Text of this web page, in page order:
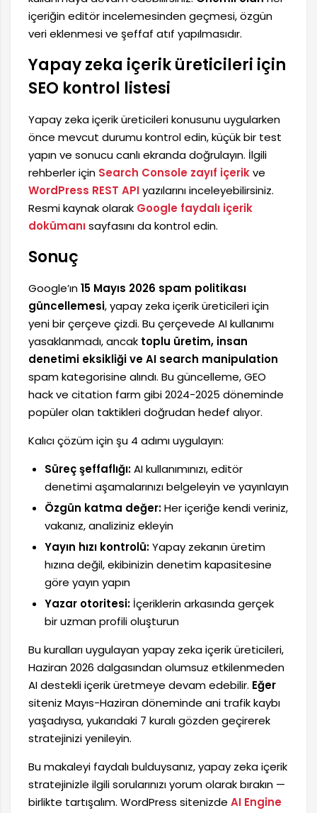
içeriğin editör incelemesinden geçmesi, özgün
veri eklenmesi ve şeffaf atıf yapılmasıdır.
Yapay zeka içerik üreticileri için
SEO kontrol listesi
Yapay zeka içerik üreticileri konusunu uygularken
önce mevcut durumu kontrol edin, küçük bir test
yapın ve sonucu canlı ekranda doğrulayın. İlgili
rehberler için Search Console zayıf içerikve
WordPress REST APIyazılarını inceleyebilirsiniz.
Resmi kaynak olarak Google faydalı içerik
dokümanısayfasını da kontrol edin.
Sonuç
Google’ın15 Mayıs 2026 spam politikası
güncellemesi, yapay zeka içerik üreticileri için
yeni bir çerçeve çizdi. Bu çerçevede AI kullanımı
yasaklanmadı, ancak toplu üretim, insan
denetimi eksikliği ve AI search manipulation
spam kategorisine alındı. Bu güncelleme, GEO
hack ve citation farm gibi 2024-2025 döneminde
popüler olan taktikleri doğrudan hedef alıyor.
Kalıcı çözüm için şu 4 adımı uygulayın:
Süreç şeffaflığı:AI kullanımınızı, editör
denetimi aşamalarınızı belgeleyin ve yayınlayın
Özgün katma değer:Her içeriğe kendi veriniz,
vakanız, analiziniz ekleyin
Yayın hızı kontrolü:Yapay zekanın üretim
hızına değil, ekibinizin denetim kapasitesine
göre yayın yapın
Yazar otoritesi:İçeriklerin arkasında gerçek
bir uzman profili oluşturun
Bu kuralları uygulayan yapay zeka içerik üreticileri,
Haziran 2026 dalgasından olumsuz etkilenmeden
AI destekli içerik üretmeye devam edebilir. Eğer
siteniz Mayıs-Haziran döneminde ani trafik kaybı
yaşadıysa, yukarıdaki 7 kuralı gözden geçirerek
stratejinizi yenileyin.
Bu makaleyi faydalı bulduysanız, yapay zeka içerik
stratejinizle ilgili sorularınızı yorum olarak bırakın —
birlikte tartışalım. WordPress sitenizde AI Engine